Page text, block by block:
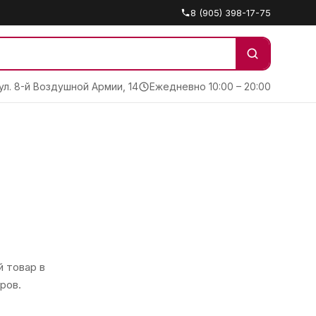
8 (905) 398-17-75
8-й Воздушной Армии, 14 Ежедневно 10:00 – 20:00
товар в